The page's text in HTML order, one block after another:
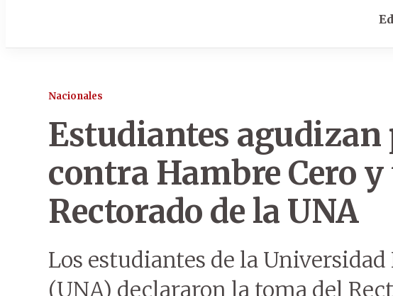
Nacionales
Estudiantes agudizan
contra Hambre Cero
Rectorado de la UNA
Los estudiantes de la
(UNA) declararon la toma del